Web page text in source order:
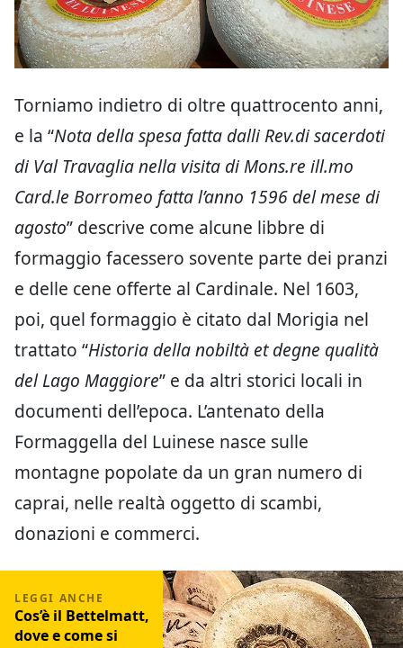
Torniamo indietro di oltre quattrocento anni,
e la “Nota della spesa fatta dalli Rev.di sacerdoti
di Val Travaglia nella visita di Mons.re ill.mo
Card.le Borromeo fatta l’anno 1596 del mese di
agosto” descrive come alcune libbre di
formaggio facessero sovente parte dei pranzi
e delle cene offerte al Cardinale. Nel 1603,
poi, quel formaggio è citato dal Morigia nel
trattato “Historia della nobiltà et degne qualità
del Lago Maggiore” e da altri storici locali in
documenti dell’epoca. L’antenato della
Formaggella del Luinese nasce sulle
montagne popolate da un gran numero di
caprai, nelle realtà oggetto di scambi,
donazioni e commerci.
Cos’è il Bettelmatt,
dove e come si